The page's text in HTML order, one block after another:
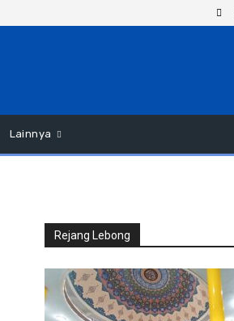
Lainnya
Rejang Lebong